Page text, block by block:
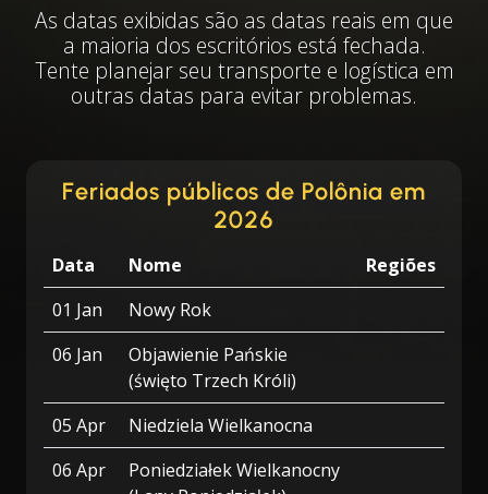
As datas exibidas são as datas reais em que
a maioria dos escritórios está fechada.
Tente planejar seu transporte e logística em
outras datas para evitar problemas.
Feriados públicos de Polônia em
2026
Data Nome
Regiões
01 Jan
Nowy Rok
06 Jan
Objawienie Pańskie
(święto Trzech Króli)
05 Apr
Niedziela Wielkanocna
06 Apr
Poniedziałek Wielkanocny